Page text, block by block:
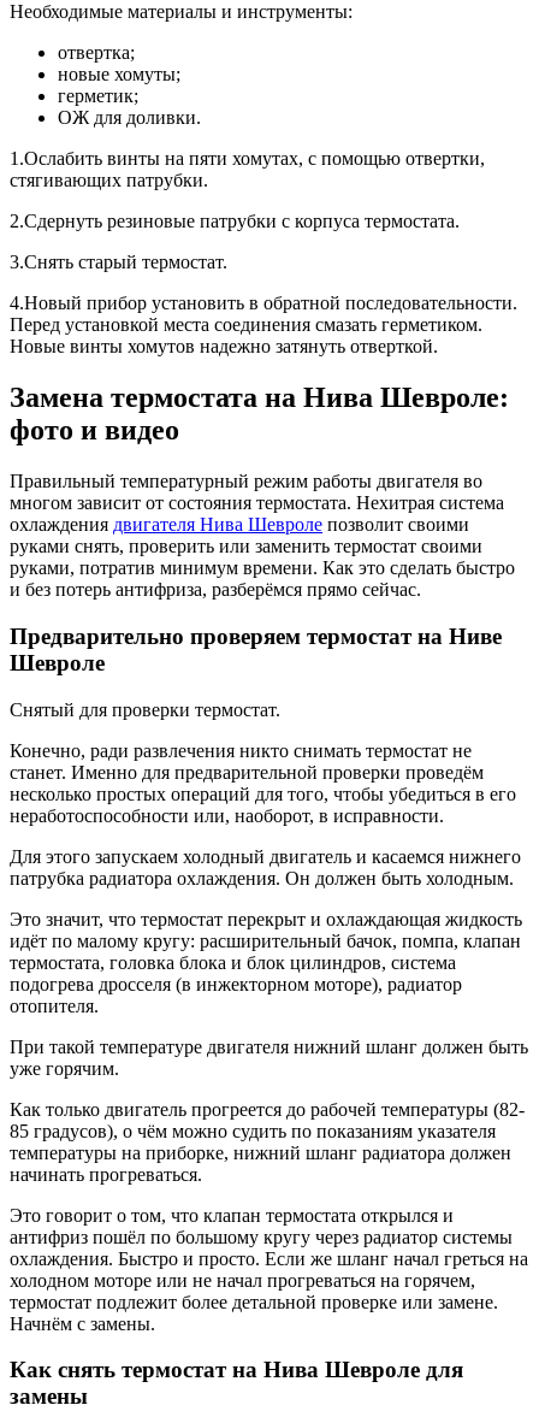
Необходимые материалы и инструменты:
отвертка;
новые хомуты;
герметик;
ОЖ для доливки.
1.Ослабить винты на пяти хомутах, с помощью отвертки,
стягивающих патрубки.
2.Сдернуть резиновые патрубки с корпуса термостата.
3.Снять старый термостат.
4.Новый прибор установить в обратной последовательности.
Перед установкой места соединения смазать герметиком.
Новые винты хомутов надежно затянуть отверткой.
Замена термостата на Нива Шевроле:
фото и видео
Правильный температурный режим работы двигателя во
многом зависит от состояния термостата. Нехитрая система
охлаждения двигателя Нива Шевроле позволит своими
руками снять, проверить или заменить термостат своими
руками, потратив минимум времени. Как это сделать быстро
и без потерь антифриза, разберёмся прямо сейчас.
Предварительно проверяем термостат на Ниве
Шевроле
Снятый для проверки термостат.
Конечно, ради развлечения никто снимать термостат не
станет. Именно для предварительной проверки проведём
несколько простых операций для того, чтобы убедиться в его
неработоспособности или, наоборот, в исправности.
Для этого запускаем холодный двигатель и касаемся нижнего
патрубка радиатора охлаждения. Он должен быть холодным.
Это значит, что термостат перекрыт и охлаждающая жидкость
идёт по малому кругу: расширительный бачок, помпа, клапан
термостата, головка блока и блок цилиндров, система
подогрева дросселя (в инжекторном моторе), радиатор
отопителя.
При такой температуре двигателя нижний шланг должен быть
уже горячим.
Как только двигатель прогреется до рабочей температуры (82-
85 градусов), о чём можно судить по показаниям указателя
температуры на приборке, нижний шланг радиатора должен
начинать прогреваться.
Это говорит о том, что клапан термостата открылся и
антифриз пошёл по большому кругу через радиатор системы
охлаждения. Быстро и просто. Если же шланг начал греться на
холодном моторе или не начал прогреваться на горячем,
термостат подлежит более детальной проверке или замене.
Начнём с замены.
Как снять термостат на Нива Шевроле для
замены